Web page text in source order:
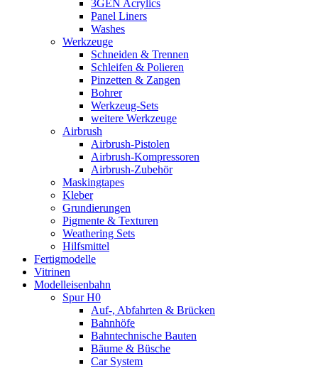
3GEN Acrylics
Panel Liners
Washes
Werkzeuge
Schneiden & Trennen
Schleifen & Polieren
Pinzetten & Zangen
Bohrer
Werkzeug-Sets
weitere Werkzeuge
Airbrush
Airbrush-Pistolen
Airbrush-Kompressoren
Airbrush-Zubehör
Maskingtapes
Kleber
Grundierungen
Pigmente & Texturen
Weathering Sets
Hilfsmittel
Fertigmodelle
Vitrinen
Modelleisenbahn
Spur H0
Auf-, Abfahrten & Brücken
Bahnhöfe
Bahntechnische Bauten
Bäume & Büsche
Car System